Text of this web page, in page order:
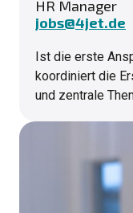
HR Manager
jobs@4jet.de
Ist die erste
koordiniert die
und zentrale